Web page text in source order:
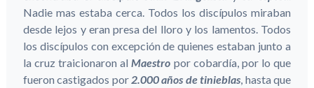
Nadie mas estaba cerca. Todos los discípulos miraban
desde lejos y eran presa del lloro y los lamentos. Todos
los discípulos con excepción de quienes estaban junto a
la cruz traicionaron al Maestro por cobardía, por lo que
fueron castigados por 2.000 años de tinieblas , hasta que